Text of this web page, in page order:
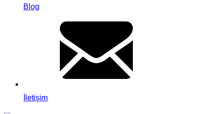
Blog
İletişim